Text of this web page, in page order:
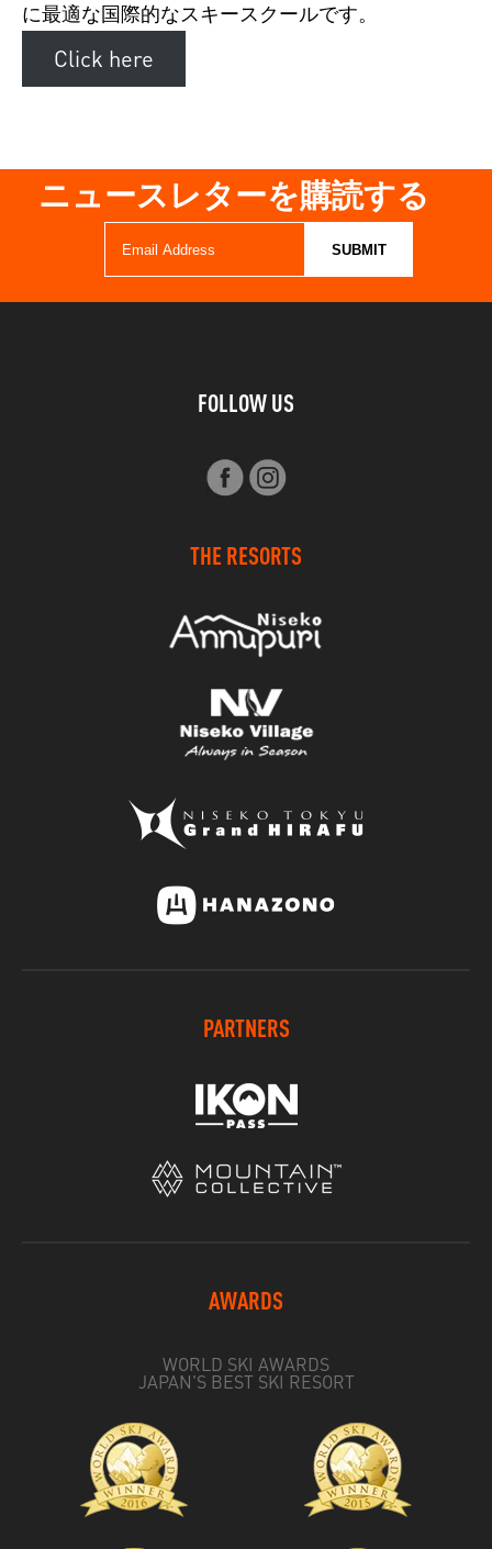
に最適な国際的なスキースクールです。
Click here
ニュースレターを購読する
FOLLOW US
THE RESORTS
PARTNERS
AWARDS
WORLD SKI AWARDS
JAPAN'S BEST SKI RESORT